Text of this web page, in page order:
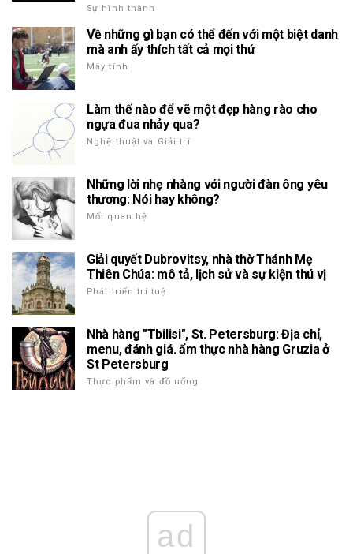
Sự hình thành
Về những gì bạn có thể đến với một biệt danh
mà anh ấy thích tất cả mọi thứ
Máy tính
Làm thế nào để vẽ một đẹp hàng rào cho
ngựa đua nhảy qua?
Nghệ thuật và Giải trí
Những lời nhẹ nhàng với người đàn ông yêu
thương: Nói hay không?
Mối quan hệ
Giải quyết Dubrovitsy, nhà thờ Thánh Mẹ
Thiên Chúa: mô tả, lịch sử và sự kiện thú vị
Phát triển trí tuệ
Nhà hàng "Tbilisi", St. Petersburg: Địa chỉ,
menu, đánh giá. ẩm thực nhà hàng Gruzia ở
St Petersburg
Thực phẩm và đồ uống
ad